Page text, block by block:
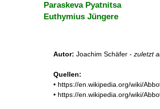
Paraskeva Pyatnitsa
Euthymius Jüngere
Autor: Joachim Schäfer - zuletzt
Quellen:
• https://en.wikipedia.org/wiki/
• https://en.wikipedia.org/wiki/